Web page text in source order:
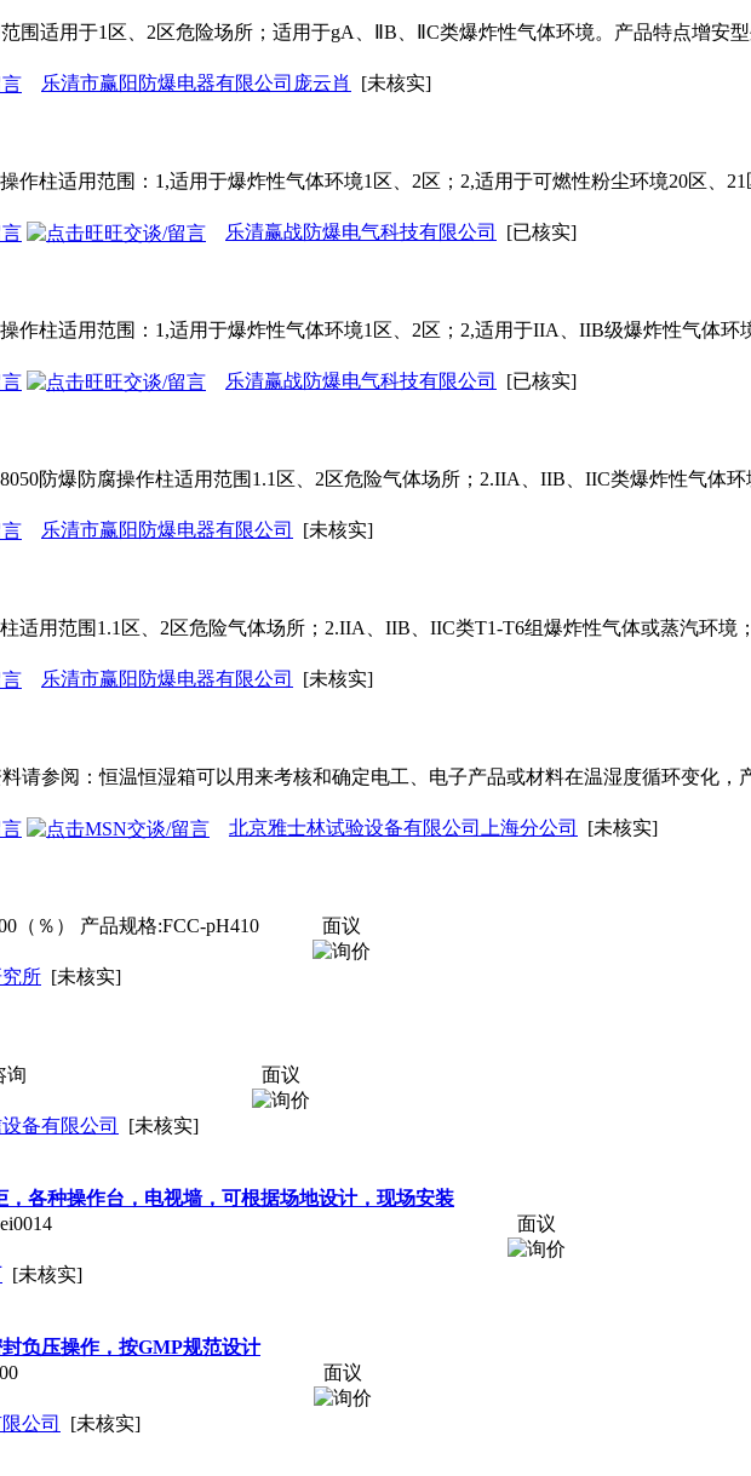
围适用于1区、2区危险场所；适用于gA、ⅡB、ⅡC类爆炸性气体环境。产品特点增安
乐清市赢阳防爆电器有限公司庞云肖
[未核实]
操作柱适用范围：1,适用于爆炸性气体环境1区、2区；2,适用于可燃性粉尘环境20区、21
乐清赢战防爆电气科技有限公司
[已核实]
操作柱适用范围：1,适用于爆炸性气体环境1区、2区；2,适用于IIA、IIB级爆炸性气体环
乐清赢战防爆电气科技有限公司
[已核实]
防爆防腐操作柱适用范围1.1区、2区危险气体场所；2.IIA、IIB、IIC类爆炸性气体环
乐清市赢阳防爆电器有限公司
[未核实]
柱适用范围1.1区、2区危险气体场所；2.IIA、IIB、IIC类T1-T6组爆炸性气体或蒸汽环境
乐清市赢阳防爆电器有限公司
[未核实]
请参阅：恒温恒湿箱可以用来考核和确定电工、电子产品或材料在温湿度循环变化，
北京雅士林试验设备有限公司上海分公司
[未核实]
（％） 产品规格:FCC-pH410
所 [未核实]
面议
询
备有限公司
[未核实]
面议
，各种操作台，电视墙，可根据场地设计，现场安装
[未核实]
面议
负压操作，按GMP规范设计
公司
[未核实]
面议